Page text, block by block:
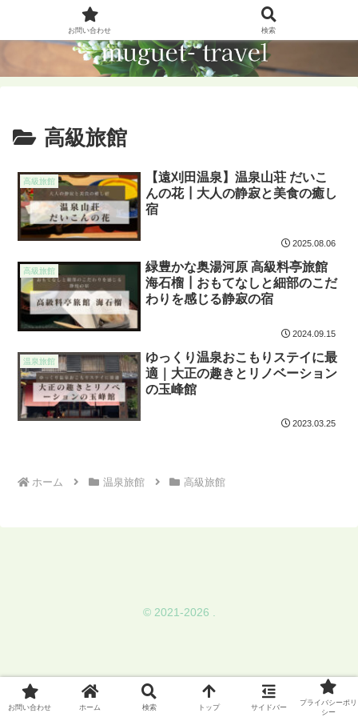
高級旅館
高級旅館
【遠刈田温泉】温泉山荘 だいこ
んの花┃大人の静寂と美食の癒し
宿
2025.08.06
高級旅館
緑豊かな奥湯河原 高級料亭旅館
海石榴┃おもてなしと細部のこだ
わりを感じる静寂の宿
2024.09.15
温泉旅館
ゆっくり温泉おこもりステイに最
適｜大正の趣きとリノベーション
の玉峰館
2023.03.25
ホーム 温泉旅館 高級旅館
© 2021-2026 .
お問い合わせ 検索
お問い合わせ ホーム 検索 トップ サイドバー
プライバシーポリ
シー